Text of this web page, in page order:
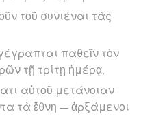
τοῦ συνιέναι τὰς
παθεῖν τὸν
τῇ τρίτῃ ἡμέρᾳ,
αὐτοῦ μετάνοιαν
τὰ ἔθνη — ἀρξάμενοι